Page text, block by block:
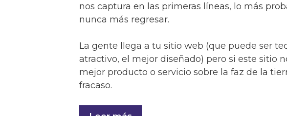
nos captura en las primeras líneas, lo más
nunca más regresar.
La gente llega a tu sitio web (que puede ser
atractivo, el mejor diseñado) pero si este sitio
mejor producto o servicio sobre la faz de la
fracaso.